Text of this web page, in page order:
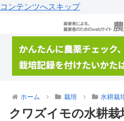
コンテンツへスキップ
ホーム 栽培 水耕栽
クワズイモの水耕